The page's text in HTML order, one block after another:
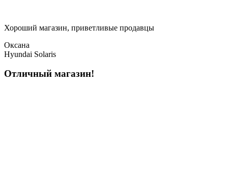
Хороший магазин, приветливые продавцы
Оксана
Hyundai Solaris
Отличный магазин!